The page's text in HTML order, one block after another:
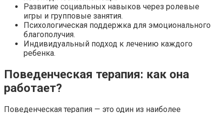
Развитие социальных навыков через ролевые
игры и групповые занятия.
Психологическая поддержка для эмоционального
благополучия.
Индивидуальный подход к лечению каждого
ребенка.
Поведенческая терапия: как она
работает?
Поведенческая терапия — это один из наиболее